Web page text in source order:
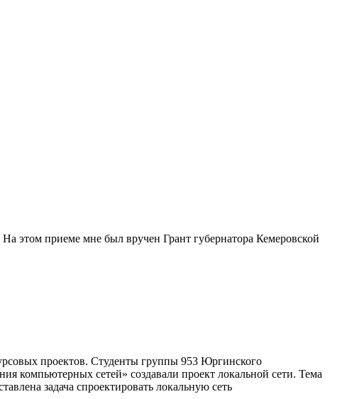
этом приеме мне был вручен Грант губернатора Кемеровской
проектов. Студенты группы 953 Юргинского
компьютерных сетей» создавали проект локальной сети. Тема
задача спроектировать локальную сеть